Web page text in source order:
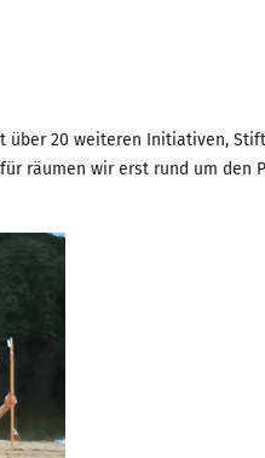
20 weiteren Initiativen,
räumen wir erst rund um den